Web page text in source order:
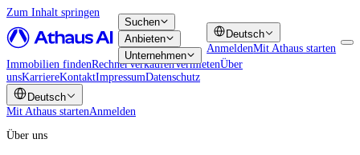
Zum Inhalt springen
Suchen
Anbieten
Unternehmen
Deutsch
AnmeldenMit Athaus starten
Immobilien findenRechnerVerkaufenVermietenÜber
unsKarriereKontaktImpressumDatenschutz
Deutsch
Mit Athaus startenAnmelden
Über uns